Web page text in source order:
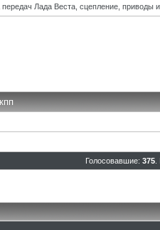
передач Лада Веста, сцепление, приводы и
Голосовавшие: 375.